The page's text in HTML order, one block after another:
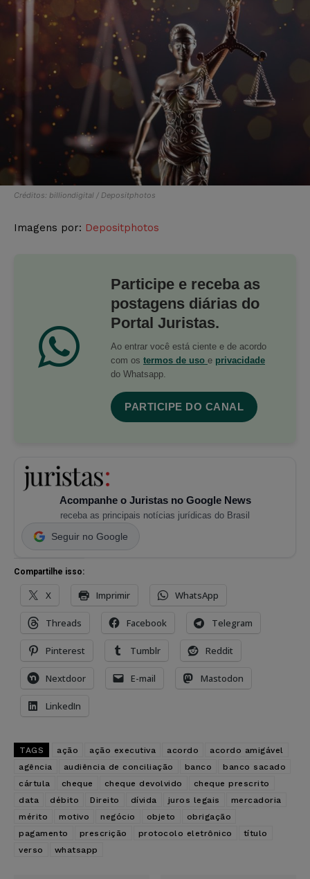
Créditos: billiondigital / Depositphotos
Imagens por: Depositphotos
Participe e receba as
postagens diárias do
Portal Juristas.
Ao entrar você está ciente e de acordo
com os termos de uso e privacidade
do Whatsapp.
PARTICIPE DO CANAL
Acompanhe o Juristas no Google News
receba as principais notícias jurídicas do Brasil
Seguir no Google
Compartilhe isso:
X Imprimir WhatsApp
Threads Facebook Telegram
Pinterest Tumblr Reddit
Nextdoor E-mail Mastodon
LinkedIn
TAGS ação ação executiva acordo
acordo amigável
agência
audiência de conciliação banco
banco sacado
cártula
cheque cheque devolvido
cheque prescrito
data
débito Direito dívida juros legais
mercadoria
mérito
motivo negócio objeto
obrigação
pagamento
prescrição protocolo eletrônico
título
verso
whatsapp